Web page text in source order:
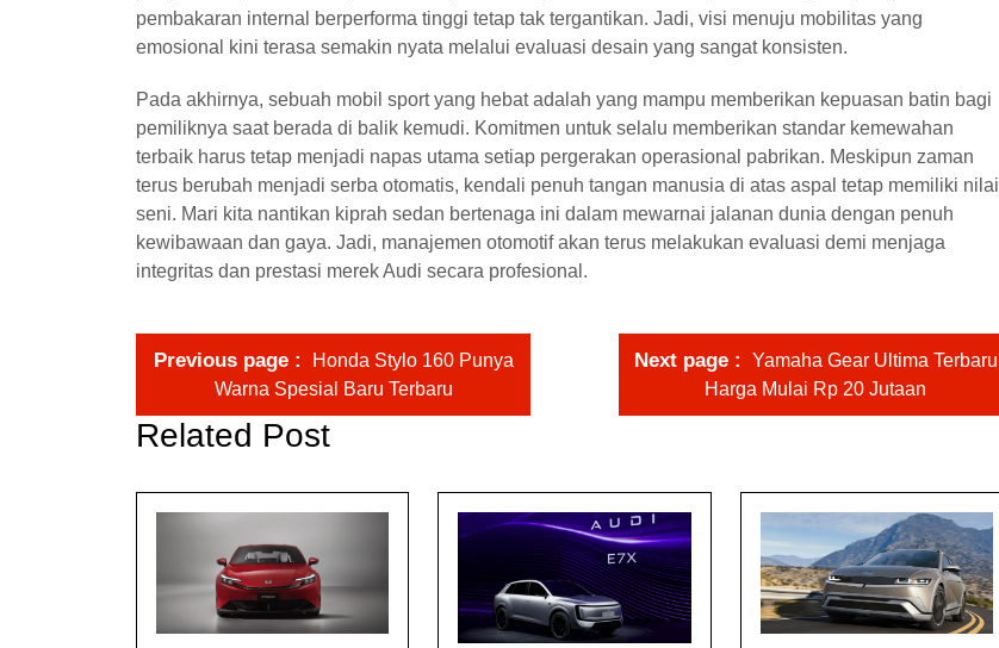
pembakaran internal berperforma tinggi tetap tak tergantikan. Jadi, visi menuju mobilitas yang
emosional kini terasa semakin nyata melalui evaluasi desain yang sangat konsisten.
Pada akhirnya, sebuah mobil sport yang hebat adalah yang mampu memberikan kepuasan batin bagi
pemiliknya saat berada di balik kemudi. Komitmen untuk selalu memberikan standar kemewahan
terbaik harus tetap menjadi napas utama setiap pergerakan operasional pabrikan. Meskipun zaman
terus berubah menjadi serba otomatis, kendali penuh tangan manusia di atas aspal tetap memiliki nilai
seni. Mari kita nantikan kiprah sedan bertenaga ini dalam mewarnai jalanan dunia dengan penuh
kewibawaan dan gaya. Jadi, manajemen otomotif akan terus melakukan evaluasi demi menjaga
integritas dan prestasi merek Audi secara profesional.
Previous page
Honda Stylo 160 Punya
Warna Spesial Baru Terbaru
Next page
Yamaha Gear Ultima Terbaru
Harga Mulai Rp 20 Jutaan
Related Post